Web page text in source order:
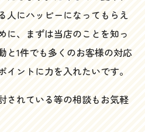
人にハッピーになってもらえ
に、まずは当店のことを知っ
と1件でも多くのお客様の対応
ントに力を入れたいです。
されている等の相談もお気軽